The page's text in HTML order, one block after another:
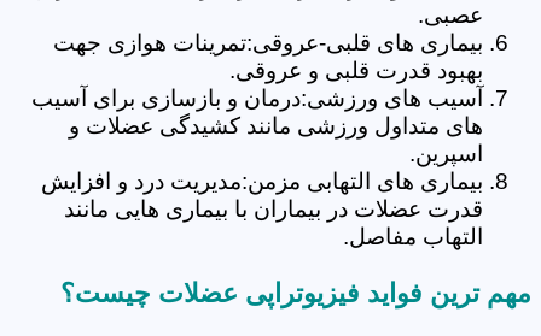
عصبی.
بیماری های قلبی-عروقی:تمرینات هوازی جهت
بهبود قدرت قلبی و عروقی.
آسیب های ورزشی:درمان و بازسازی برای آسیب
های متداول ورزشی مانند کشیدگی عضلات و
اسپرین.
بیماری های التهابی مزمن:مدیریت درد و افزایش
قدرت عضلات در بیماران با بیماری هایی مانند
التهاب مفاصل.
مهم ترین فواید فیزیوتراپی عضلات چیست؟